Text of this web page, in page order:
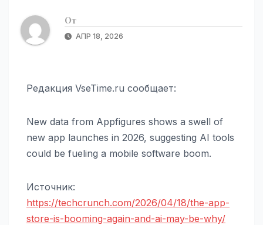
От
АПР 18, 2026
Редакция VseTime.ru сообщает:
New data from Appfigures shows a swell of
new app launches in 2026, suggesting AI tools
could be fueling a mobile software boom.
Источник:
https://techcrunch.com/2026/04/18/the-app-
store-is-booming-again-and-ai-may-be-why/